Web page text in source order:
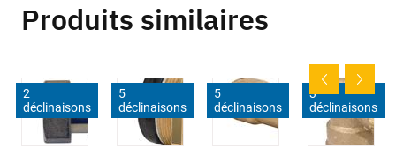
Produits similaires
2
déclinaisons
5
déclinaisons
5
déclinaisons
3
déclinaisons